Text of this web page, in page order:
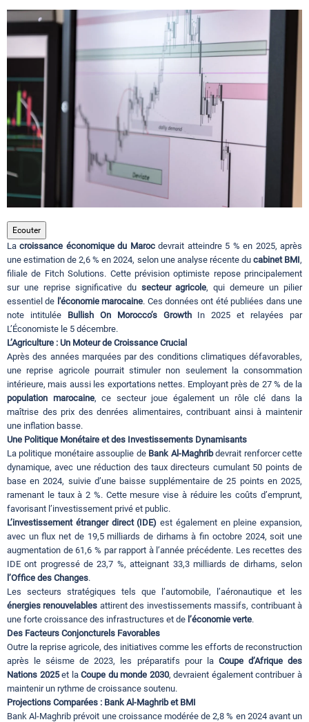
Régions
Hotels
Evenements
Contact
Ecouter
Lacroissance économique du Marocdevrait atteindre 5 % en 2025, après
une estimation de 2,6 % en 2024, selon une analyse récente du cabinet BMI,
filiale de Fitch Solutions. Cette prévision optimiste repose principalement
sur une reprise significative du secteur agricole, qui demeure un pilier
essentiel de l'économie marocaine. Ces données ont été publiées dans une
note intitulée Bullish On Morocco’s GrowthIn 2025 et relayées par
L’Économiste le 5 décembre.
L’Agriculture : Un Moteur de Croissance Crucial
Après des années marquées par des conditions climatiques défavorables,
une reprise agricole pourrait stimuler non seulement la consommation
intérieure, mais aussi les exportations nettes. Employant près de 27 % de la
population marocaine, ce secteur joue également un rôle clé dans la
maîtrise des prix des denrées alimentaires, contribuant ainsi à maintenir
une inflation basse.
Une Politique Monétaire et des Investissements Dynamisants
La politique monétaire assouplie de Bank Al-Maghribdevrait renforcer cette
dynamique, avec une réduction des taux directeurs cumulant 50 points de
base en 2024, suivie d’une baisse supplémentaire de 25 points en 2025,
ramenant le taux à 2 %. Cette mesure vise à réduire les coûts d’emprunt,
favorisant l’investissement privé et public.
L’investissement étranger direct (IDE) est également en pleine expansion,
avec un flux net de 19,5 milliards de dirhams à fin octobre 2024, soit une
augmentation de 61,6 % par rapport à l’année précédente. Les recettes des
IDE ont progressé de 23,7 %, atteignant 33,3 milliards de dirhams, selon
l’Office des Changes.
Les secteurs stratégiques tels que l’automobile, l’aéronautique et les
énergies renouvelables attirent des investissements massifs, contribuant à
une forte croissance des infrastructures et de l’économie verte.
Des Facteurs Conjoncturels Favorables
Outre la reprise agricole, des initiatives comme les efforts de reconstruction
après le séisme de 2023, les préparatifs pour la Coupe d’Afrique des
Nations 2025et laCoupe du monde 2030, devraient également contribuer à
maintenir un rythme de croissance soutenu.
Projections Comparées : Bank Al-Maghrib et BMI
Bank Al-Maghrib prévoit une croissance modérée de 2,8 % en 2024 avant un